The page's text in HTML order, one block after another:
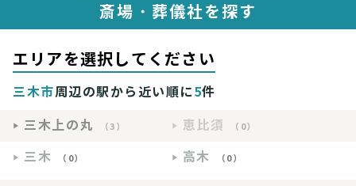
斎場・葬儀社を探す
エリアを選択してください
三木市周辺の駅から近い順に5件
三木上の丸
（3） 恵比須 （0）
三木 （0） 高木 （0）